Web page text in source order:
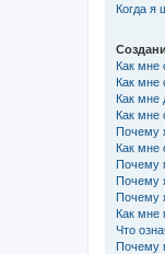
Когда я
Как мне
Как мне
Как мне
Как мне
Почему
Как мне
Почему
Почему
Почему
Как мне
Что
Почему